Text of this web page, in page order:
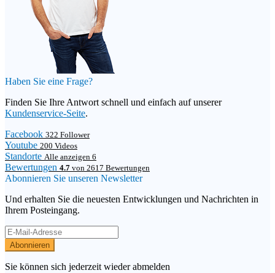
Haben Sie eine Frage?
Finden Sie Ihre Antwort schnell und einfach auf unserer
Kundenservice-Seite.
Facebook 322 Follower
Youtube 200 Videos
Standorte Alle anzeigen 6
Bewertungen 4.7 von 2617 Bewertungen
Abonnieren Sie unseren Newsletter
Und erhalten Sie die neuesten Entwicklungen und Nachrichten in
Ihrem Posteingang.
Abonnieren
Sie können sich jederzeit wieder abmelden